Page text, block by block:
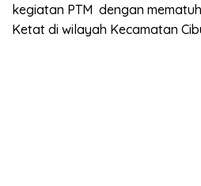
kegiatan PTM dengan
Ketat di wilayah Kecamatan